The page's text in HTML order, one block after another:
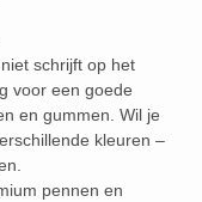
schrijft op het
voor een goede
en gummen. Wil je
kleuren –
pennen en